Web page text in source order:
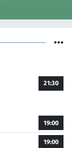
21:30
19:00
19:00